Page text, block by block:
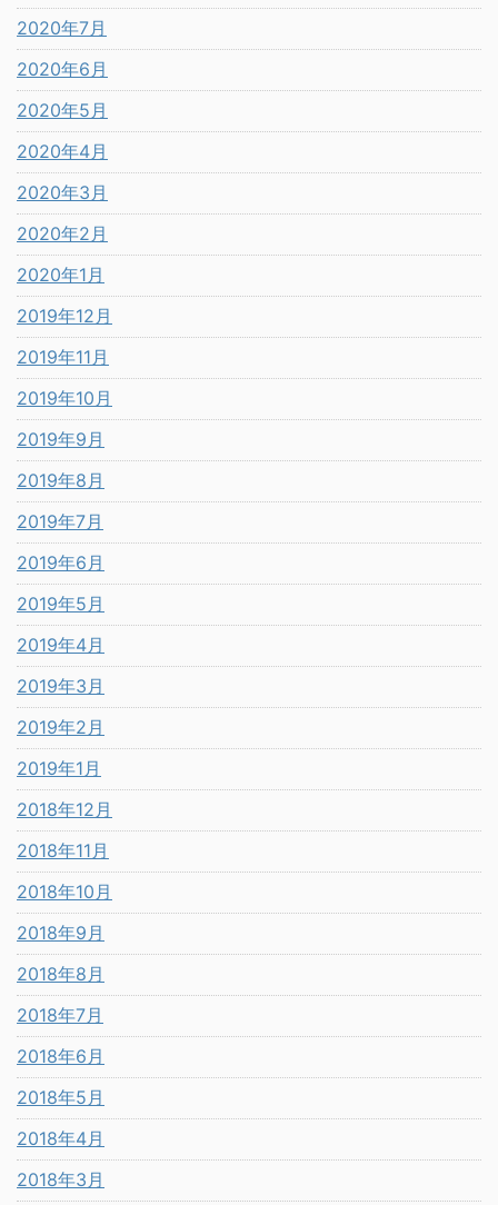
2020年7月
2020年6月
2020年5月
2020年4月
2020年3月
2020年2月
2020年1月
2019年12月
2019年11月
2019年10月
2019年9月
2019年8月
2019年7月
2019年6月
2019年5月
2019年4月
2019年3月
2019年2月
2019年1月
2018年12月
2018年11月
2018年10月
2018年9月
2018年8月
2018年7月
2018年6月
2018年5月
2018年4月
2018年3月